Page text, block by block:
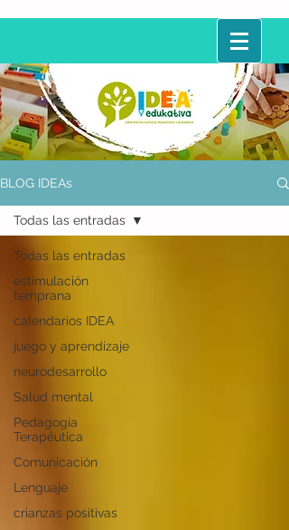
BLOG IDEAs
Todas las entradas
estimulación
temprana
calendarios IDEA
juego y aprendizaje
neurodesarrollo
Salud mental
Pedagogía
Terapéutica
Comunicación
Lenguaje
crianzas positivas
Todas las entradas